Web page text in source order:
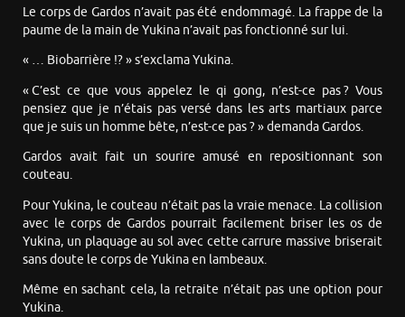
Le corps de Gardos n’avait pas été endommagé. La frappe de la
paume de la main de Yukina n’avait pas fonctionné sur lui.
« … Biobarrière !? » s’exclama Yukina.
« C’est ce que vous appelez le qi gong, n’est-ce pas ? Vous
pensiez que je n’étais pas versé dans les arts martiaux parce
que je suis un homme bête, n’est-ce pas ? » demanda Gardos.
Gardos avait fait un sourire amusé en repositionnant son
couteau.
Pour Yukina, le couteau n’était pas la vraie menace. La collision
avec le corps de Gardos pourrait facilement briser les os de
Yukina, un plaquage au sol avec cette carrure massive briserait
sans doute le corps de Yukina en lambeaux.
Même en sachant cela, la retraite n’était pas une option pour
Yukina.